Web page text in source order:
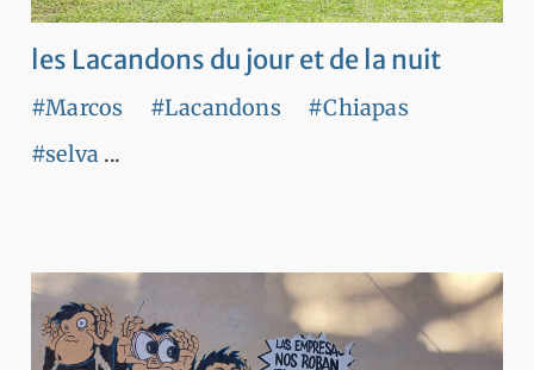
les Lacandons du jour et de la nuit
#Marcos #Lacandons
#Chiapas
#selva ...